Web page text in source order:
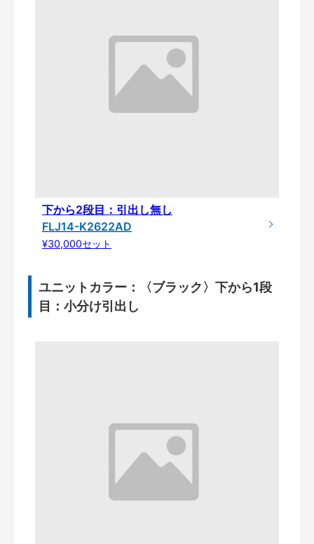
下から2段目：引出し無し
FLJ14-K2622AD
¥30,000セット
ユニットカラー：〈ブラック〉下から1段
目：小分け引出し